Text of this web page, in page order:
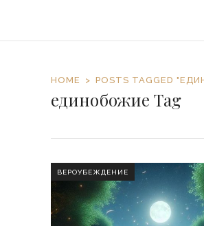
HOME POSTS TAGGED
единобожие Tag
ВЕРОУБЕЖДЕНИЕ